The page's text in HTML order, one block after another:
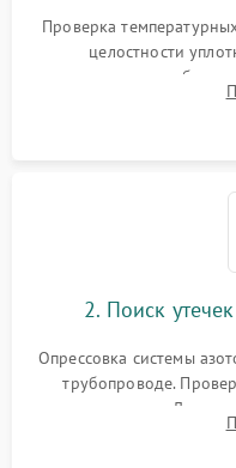
работе
Проверка
целостности
сопротивления
считывание кодов
2. Поиск
Опрессовка системы
трубопроводе.
течеискателем.
продувка